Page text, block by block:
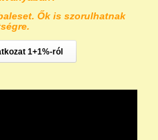
Ők is szorulhatnak
1+1%-ról